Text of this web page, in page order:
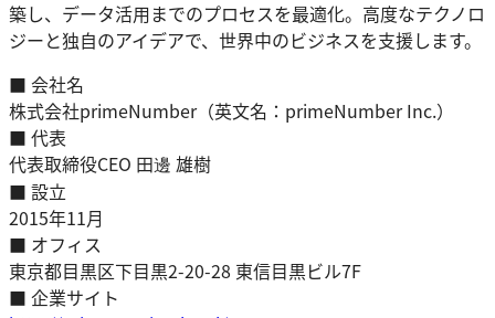
築し、データ活用までのプロセスを最適化。高度なテクノロ
ジーと独自のアイデアで、世界中のビジネスを支援します。
■ 会社名
株式会社primeNumber（英文名：primeNumber Inc.）
■ 代表
代表取締役CEO 田邊 雄樹
■ 設立
2015年11月
■ オフィス
東京都目黒区下目黒2-20-28 東信目黒ビル7F
■ 企業サイト